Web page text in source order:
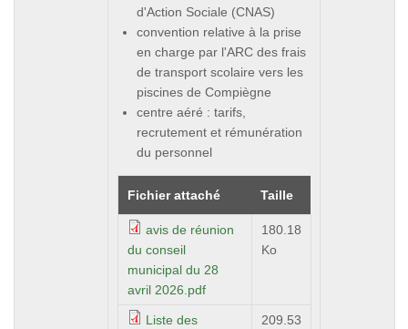
d'Action Sociale (CNAS)
convention relative à la prise
en charge par l'ARC des frais
de transport scolaire vers les
piscines de Compiègne
centre aéré : tarifs,
recrutement et rémunération
du personnel
Fichier attaché Taille
avis de réunion
du conseil
municipal du 28
avril 2026.pdf
180.18
Ko
Liste des 209.53